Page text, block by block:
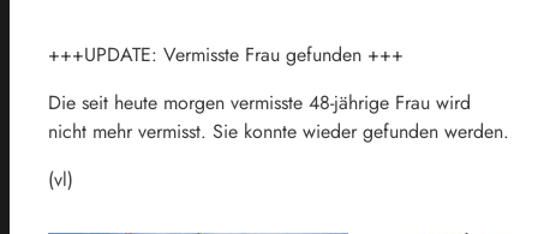
+++UPDATE: Vermisste Frau gefunden +++
Die seit heute morgen vermisste 48-jährige Frau wird
nicht mehr vermisst. Sie konnte wieder gefunden werden.
(vl)